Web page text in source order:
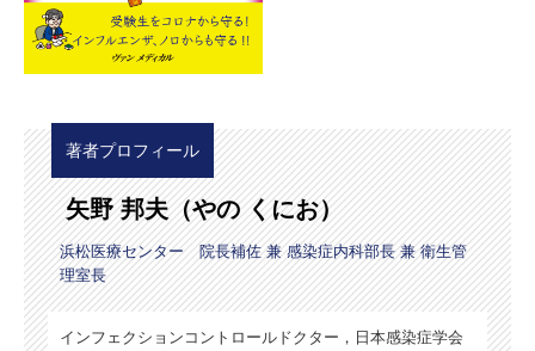
著者プロフィール
矢野 邦夫（やの くにお）
浜松医療センター 院長補佐 兼 感染症内科部長 兼 衛生管
理室長
インフェクションコントロールドクター，日本感染症学会